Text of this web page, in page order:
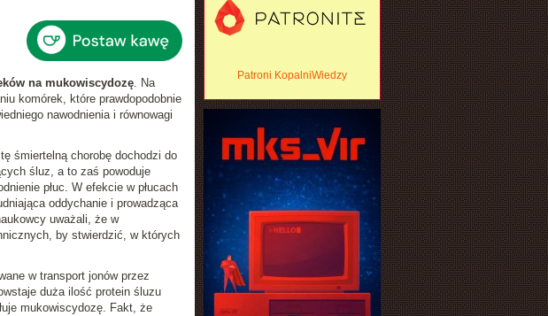
na mukowiscydozę. Na
komórek, które prawdopodobnie
nawodnienia i równowagi
śmiertelną chorobę dochodzi do
śluz, a to zaś powoduje
płuc. W efekcie w płucach
oddychanie i prowadząca
uważali, że w
by stwierdzić, w których
w transport jonów przez
duża ilość protein śluzu
mukowiscydozę. Fakt, że
Patroni KopalniWiedzy